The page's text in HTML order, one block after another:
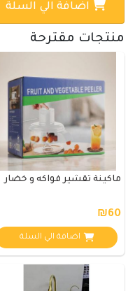
اضافة الي السلة
منتجات مقترحة
ماكينة تقشير فواكه و خضار
₪60
اضافة الي السلة